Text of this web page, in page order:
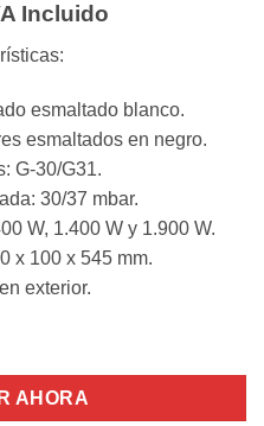
Incluido
esmaltado blanco.
esmaltados en negro.
G-30/G31.
30/37 mbar.
W, 1.400 W y 1.900 W.
x 100 x 545 mm.
exterior.
AHORA